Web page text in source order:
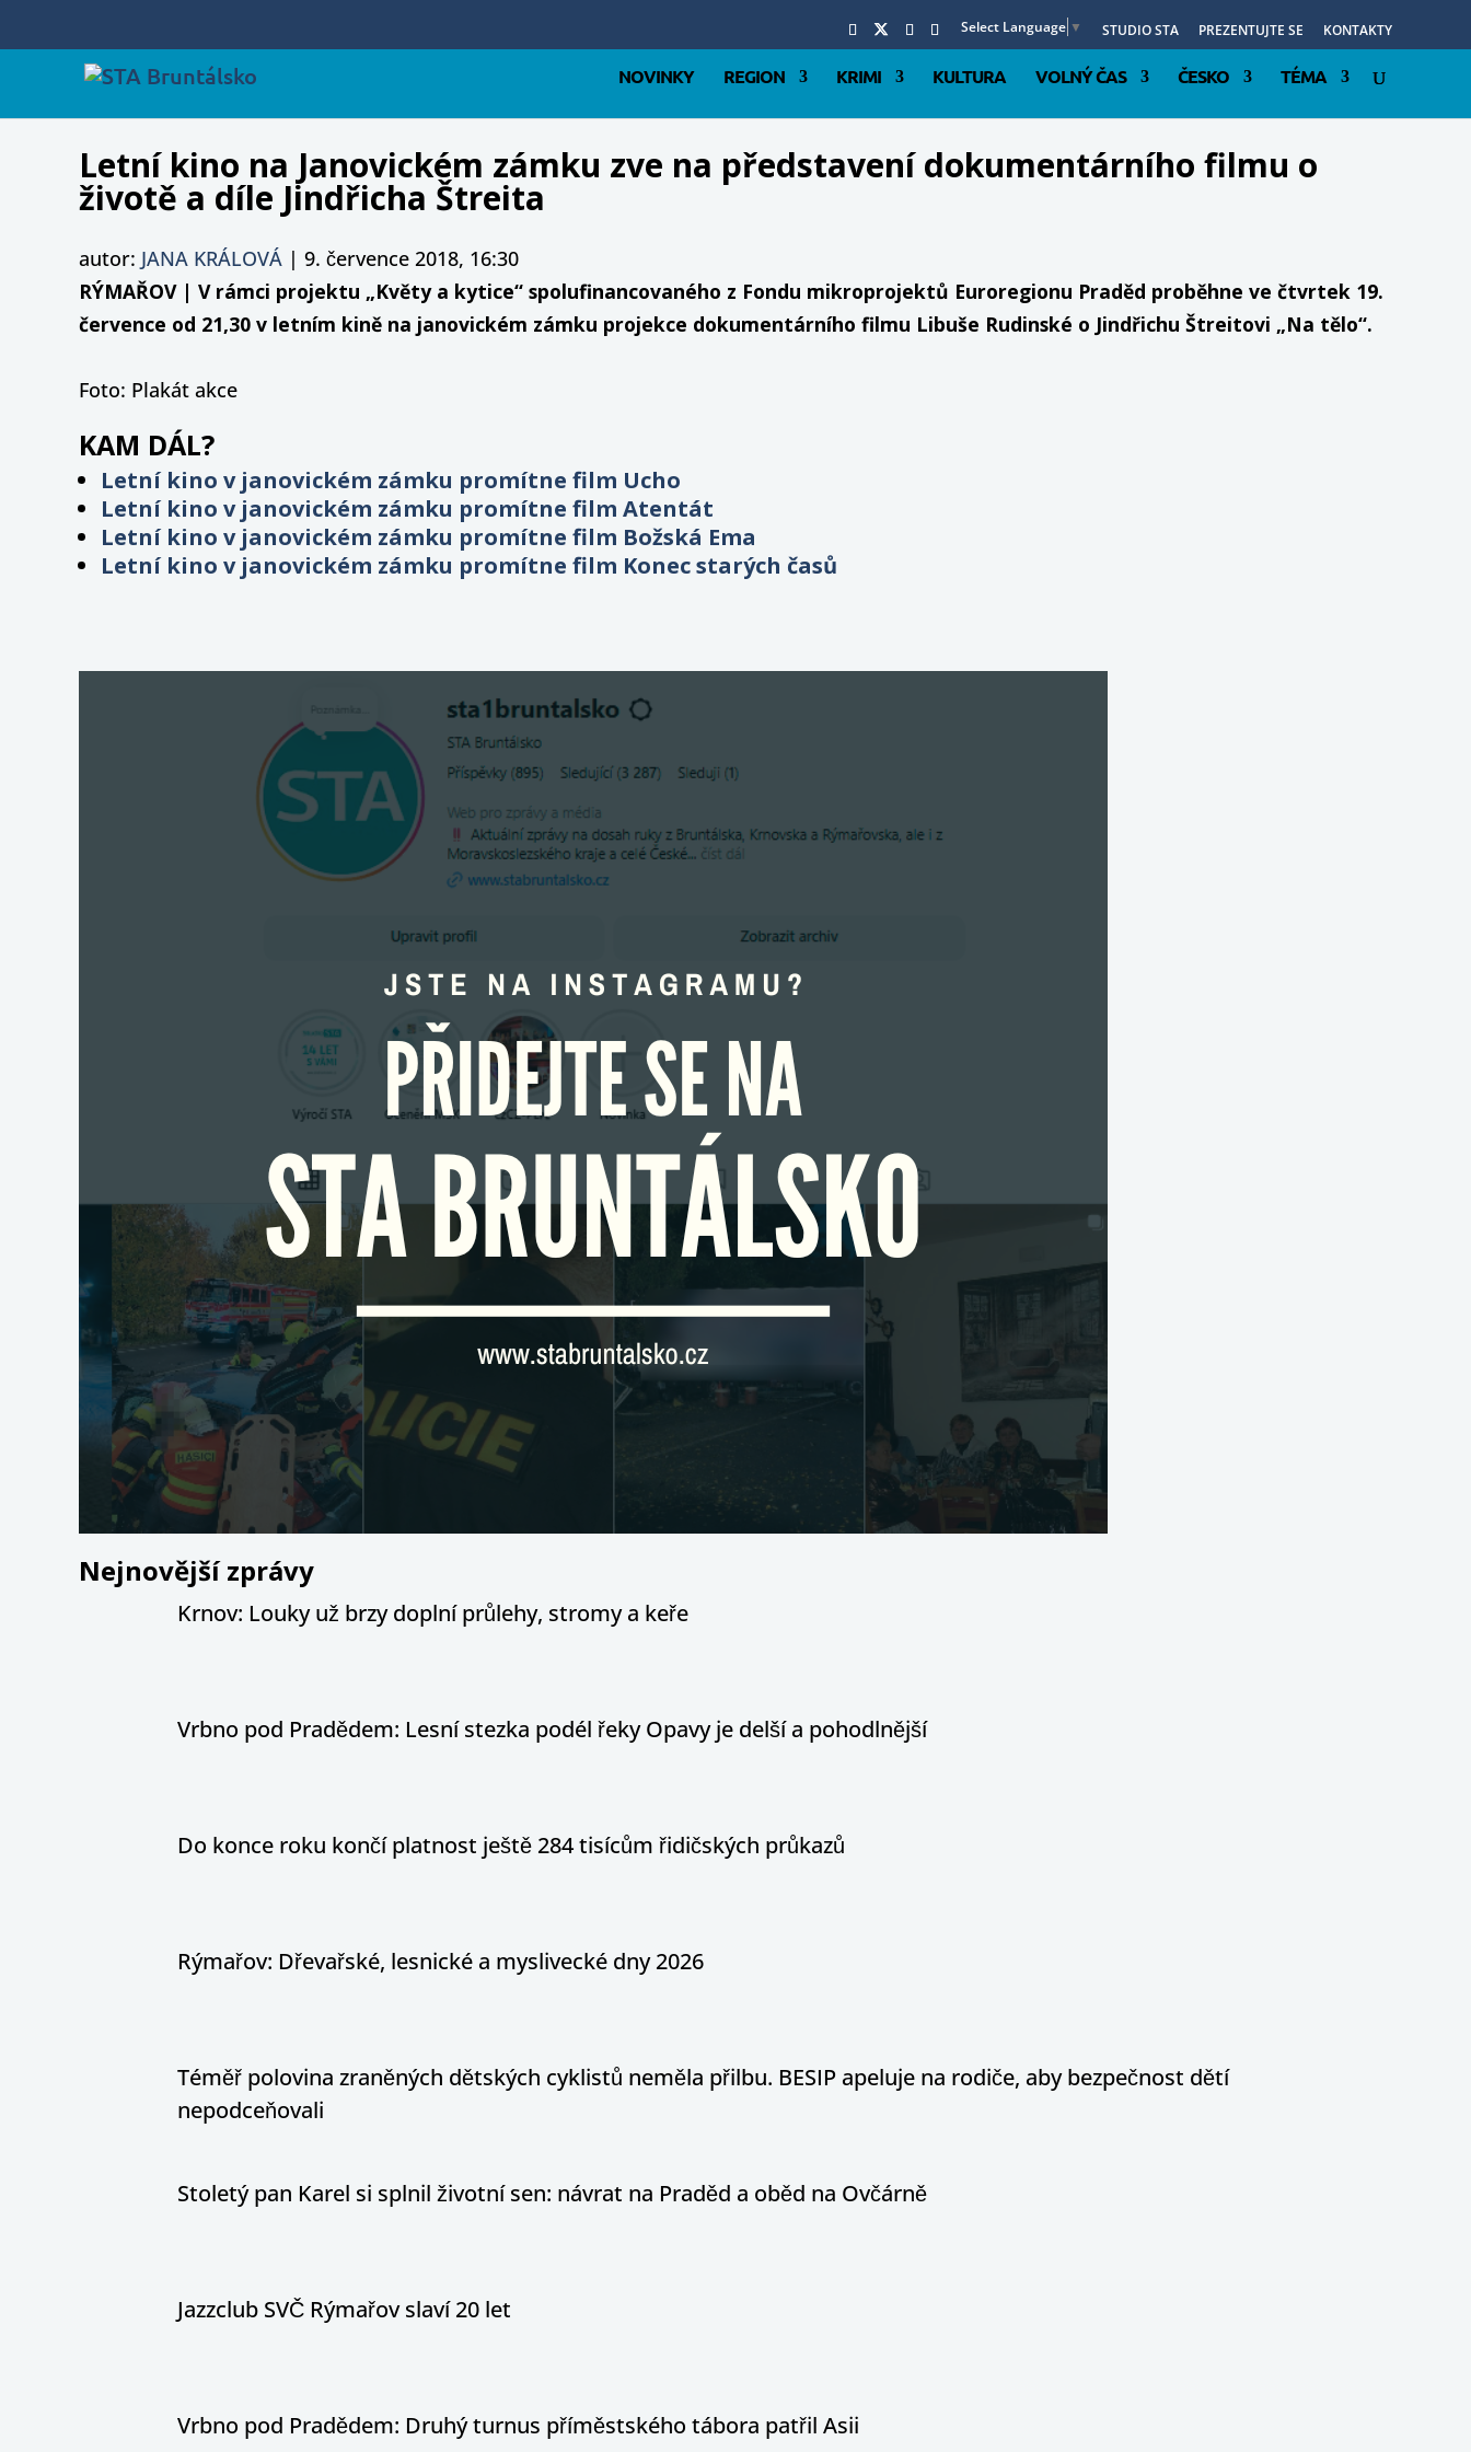
Select Language ▼ STUDIO STA PREZENTUJTE SE KONTAKTY
NOVINKY REGION KRIMI KULTURA VOLNÝ ČAS ČESKO TÉMA
Letní kino na Janovickém zámku zve na představení dokumentárního filmu o
životě a díle Jindřicha Štreita
autor: JANA KRÁLOVÁ | 9. července 2018, 16:30
RÝMAŘOV | V rámci projektu „Květy a kytice“ spolufinancovaného z Fondu mikroprojektů Euroregionu Praděd proběhne ve čtvrtek 19.
července od 21,30 v letním kině na janovickém zámku projekce dokumentárního filmu Libuše Rudinské o Jindřichu Štreitovi „Na tělo“.
Foto: Plakát akce
KAM DÁL?
Letní kino v janovickém zámku promítne film Ucho
Letní kino v janovickém zámku promítne film Atentát
Letní kino v janovickém zámku promítne film Božská Ema
Letní kino v janovickém zámku promítne film Konec starých časů
Nejnovější zprávy
Krnov: Louky už brzy doplní průlehy, stromy a keře
Vrbno pod Pradědem: Lesní stezka podél řeky Opavy je delší a pohodlnější
Do konce roku končí platnost ještě 284 tisícům řidičských průkazů
Rýmařov: Dřevařské, lesnické a myslivecké dny 2026
Téměř polovina zraněných dětských cyklistů neměla přilbu. BESIP apeluje na rodiče, aby bezpečnost dětí
nepodceňovali
Stoletý pan Karel si splnil životní sen: návrat na Praděd a oběd na Ovčárně
Jazzclub SVČ Rýmařov slaví 20 let
Vrbno pod Pradědem: Druhý turnus příměstského tábora patřil Asii